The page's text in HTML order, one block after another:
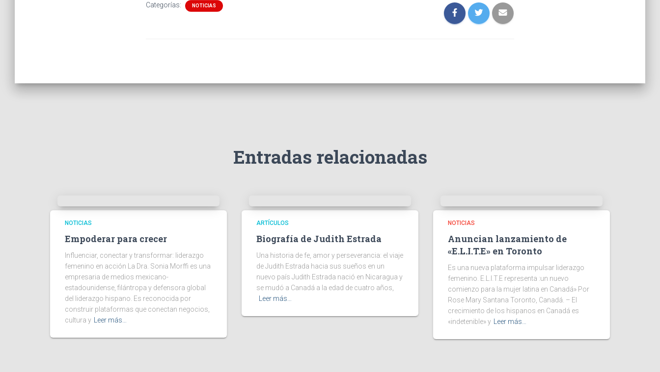
Categorías: NOTICIAS
Entradas relacionadas
NOTICIAS
Empoderar para crecer
Influenciar, conectar y transformar: liderazgo
femenino en acción La Dra. Sonia Morffi es una
empresaria de medios mexicano-
estadounidense, filántropa y defensora global
del liderazgo hispano. Es reconocida por
construir plataformas que conectan negocios,
cultura y
Leer más…
ARTÍCULOS
Biografía de Judith Estrada
Una historia de fe, amor y perseverancia: el viaje
de Judith Estrada hacia sus sueños en un
nuevo país Judith Estrada nació en Nicaragua y
se mudó a Canadá a la edad de cuatro años,
Leer más…
NOTICIAS
Anuncian lanzamiento de
«E.L.I.T.E» en Toronto
Es una nueva plataforma impulsar liderazgo
femenino. E.L.I.T.E representa :un nuevo
comienzo para la mujer latina en Canadá» Por
Rose Mary Santana Toronto, Canadá. – El
crecimiento de los hispanos en Canadá es
«indetenible» y
Leer más…